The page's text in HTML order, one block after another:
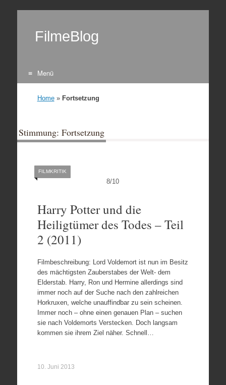
FilmeBlog
Menü
Home» Fortsetzung
Stimmung: Fortsetzung
8/10
FILMKRITIK
Harry Potter und die
Heiligtümer des Todes – Teil
2 (2011)
Filmbeschreibung: Lord Voldemort ist nun im Besitz
des mächtigsten Zauberstabes der Welt- dem
Elderstab. Harry, Ron und Hermine allerdings sind
immer noch auf der Suche nach den zahlreichen
Horkruxen, welche unauffindbar zu sein scheinen.
Immer noch – ohne einen genauen Plan – suchen
sie nach Voldemorts Verstecken. Doch langsam
kommen sie ihrem Ziel näher. Schnell…
10. Juni 2013